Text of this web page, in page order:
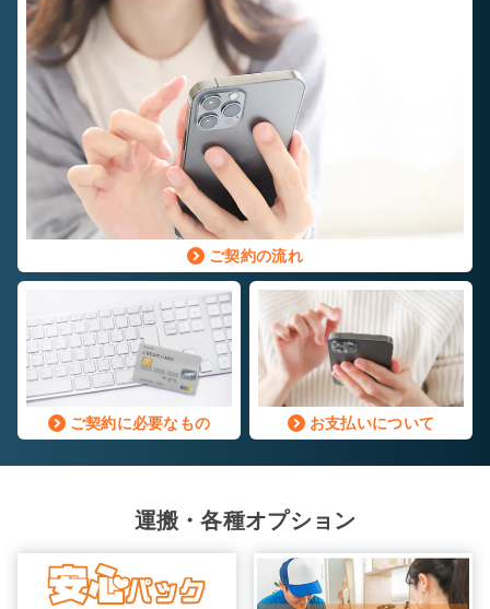
ご契約の流れ
ご契約に必要なもの お支払いについて
運搬・各種オプション